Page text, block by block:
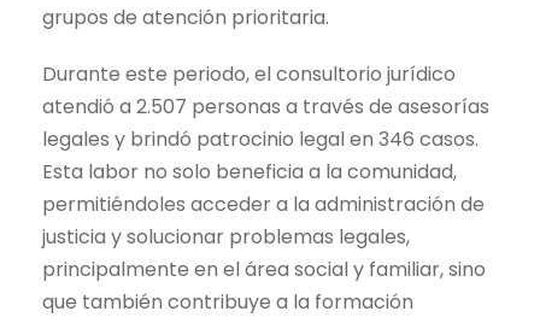
grupos de atención prioritaria.
Durante este periodo, el consultorio jurídico
atendió a 2.507 personas a través de asesorías
legales y brindó patrocinio legal en 346 casos.
Esta labor no solo beneficia a la comunidad,
permitiéndoles acceder a la administración de
justicia y solucionar problemas legales,
principalmente en el área social y familiar, sino
que también contribuye a la formación